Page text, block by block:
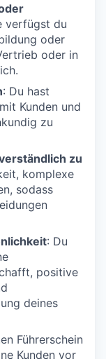
verfügst du
oder
oder in
: Du hast
Kunden und
zu
zu
komplexe
sodass
: Du
positive
deines
Führerschein
Kunden vor